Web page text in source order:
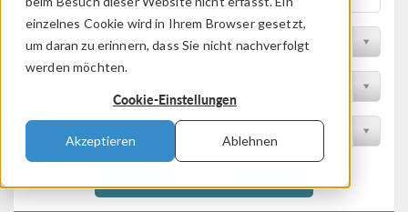
einzelnes Cookie wird in Ihrem Browser gesetzt,
um daran zu erinnern, dass Sie nicht nachverfolgt
werden möchten.
Cookie-Einstellungen
Akzeptieren Ablehnen
Nach Themengebiet filtern